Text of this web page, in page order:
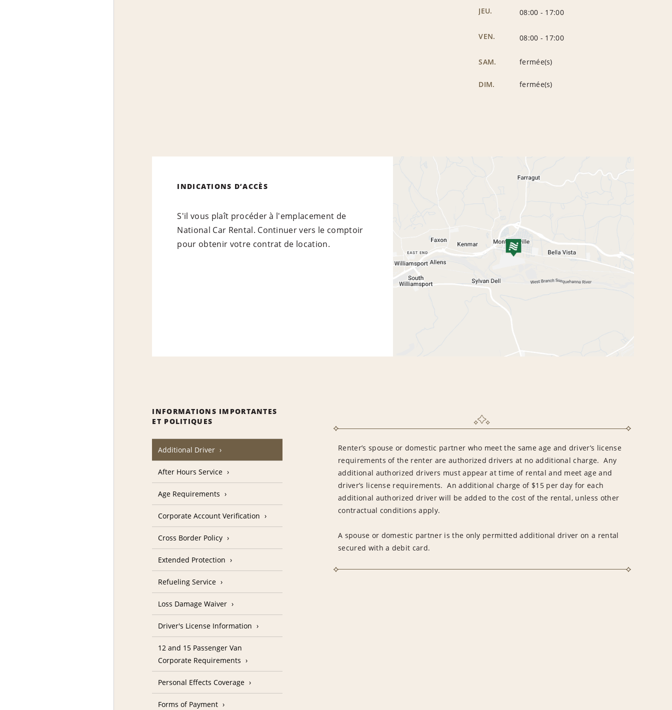
JEU. 08:00 - 17:00
VEN. 08:00 - 17:00
SAM. fermée(s)
DIM. fermée(s)
INDICATIONS D’ACCÈS
S'il vous plaît procéder à l'emplacement de
National Car Rental. Continuer vers le comptoir
pour obtenir votre contrat de location.
INFORMATIONS IMPORTANTES
ET POLITIQUES
Additional Driver
Renter’s spouse or domestic partner who meet the same age and driver’s license
requirements of the renter are authorized drivers at no additional charge. Any
additional authorized drivers must appear at time of rental and meet age and
driver’s license requirements. An additional charge of $15 per day for each
additional authorized driver will be added to the cost of the rental, unless other
contractual conditions apply.
A spouse or domestic partner is the only permitted additional driver on a rental
secured with a debit card.
After Hours Service
Age Requirements
Corporate Account Verification
Cross Border Policy
Extended Protection
Refueling Service
Loss Damage Waiver
Driver's License Information
12 and 15 Passenger Van
Corporate Requirements
Personal Effects Coverage
Forms of Payment